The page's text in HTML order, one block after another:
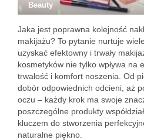
Beauty
Jaka jest poprawna kolejność
makijażu? To pytanie nurtuje
uzyskać efektowny i trwały
kosmetyków nie tylko wpływa na
trwałość i komfort noszenia. Od
dobór odpowiednich odcieni, aż
oczu – każdy krok ma swoje
poszczególne produkty
kluczem do stworzenia
naturalne piękno.